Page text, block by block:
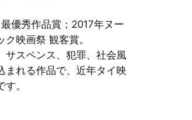
優秀作品賞；2017年ヌー
映画祭 観客賞。
サスペンス、犯罪、社会風
まれる作品で、近年タイ映
。